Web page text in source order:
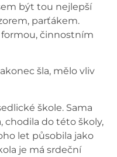
být tou nejlepší
parťákem.
formou, činnostním
šla, mělo vliv
škole. Sama
chodila do této školy,
let působila jako
je má srdeční